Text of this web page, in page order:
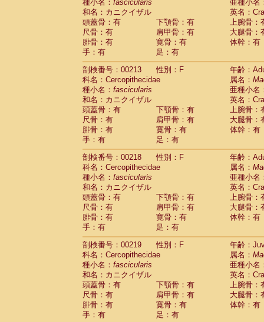
種小名： fascicularis
亜種小名
和名：カニクイザル
英名：
頭蓋骨：有
下顎骨：有
上腕骨：
尺骨：有
肩甲骨：有
大腿骨：
腓骨：有
寛骨：有
体幹：有
手：有
足：有
剖検番号：00213
性別：F
年齢：
科名：Cercopithecidae
属名：
種小名： fascicularis
亜種小名
和名：カニクイザル
英名：
頭蓋骨：有
下顎骨：有
上腕骨：
尺骨：有
肩甲骨：有
大腿骨：
腓骨：有
寛骨：有
体幹：有
手：有
足：有
剖検番号：00218
性別：F
年齢：
科名：Cercopithecidae
属名：
種小名： fascicularis
亜種小名
和名：カニクイザル
英名：
頭蓋骨：有
下顎骨：有
上腕骨：
尺骨：有
肩甲骨：有
大腿骨：
腓骨：有
寛骨：有
体幹：有
手：有
足：有
剖検番号：00219
性別：F
年齢：
科名：Cercopithecidae
属名：
種小名： fascicularis
亜種小名
和名：カニクイザル
英名：
頭蓋骨：有
下顎骨：有
上腕骨：
尺骨：有
肩甲骨：有
大腿骨：
腓骨：有
寛骨：有
体幹：有
手：有
足：有